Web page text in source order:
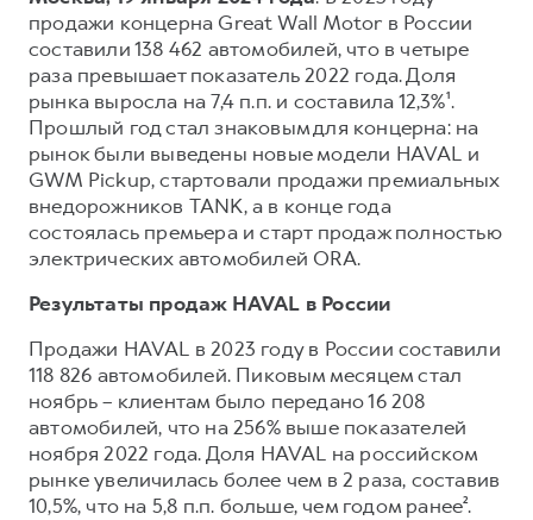
АКСЕССУАРЫ HAVAL
Автомобильные аксессуары
Коллекция PRO
Коллекция Базовая
Коллекция Детская
Автомобильные аксессуары
Коллекция PRO
Коллекция Базовая
Коллекция Детская
продажи концерна Great Wall Motor в России
составили 138 462 автомобилей, что в четыре
раза превышает показатель 2022 года. Доля
рынка выросла на 7,4 п.п. и составила 12,3%¹.
Прошлый год стал знаковым для концерна: на
рынок были выведены новые модели HAVAL и
GWM Pickup, стартовали продажи премиальных
внедорожников TANK, а в конце года
состоялась премьера и старт продаж полностью
электрических автомобилей ORA.
Результаты продаж HAVAL в России
Продажи HAVAL в 2023 году в России составили
118 826 автомобилей. Пиковым месяцем стал
ноябрь – клиентам было передано 16 208
автомобилей, что на 256% выше показателей
ноября 2022 года. Доля HAVAL на российском
рынке увеличилась более чем в 2 раза, составив
10,5%, что на 5,8 п.п. больше, чем годом ранее².